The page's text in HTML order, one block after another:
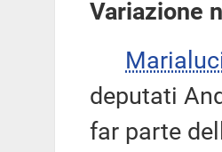
Variazione
deputati
far parte